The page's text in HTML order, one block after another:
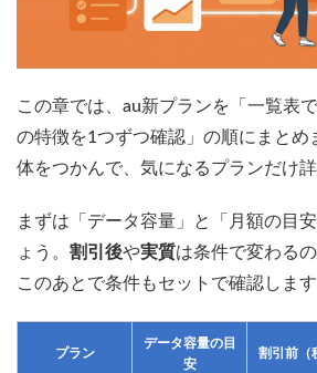
この章では、au新プランを「一覧表
の特徴を1つずつ確認」の順にまとめ
体をつかんで、気になるプランだけ
まずは「データ容量」と「月額の目
ょう。 割引後や実質は条件で変わる
このあとで条件もセットで確認します
プラン
データ容量の目
安
割引前（